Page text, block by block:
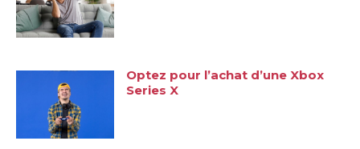
Optez pour l’achat d’une Xbox
Series X